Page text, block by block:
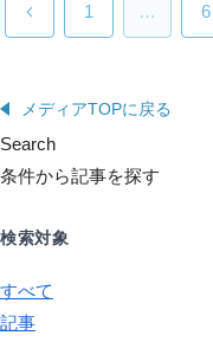
1 … 6
メディアTOPに戻る
Search
条件から記事を探す
検索対象
すべて
記事